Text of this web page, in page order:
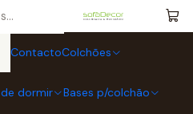
ContactoColchões
dormir Bases p/colchão
(ENVÍO GRATUÍTO)